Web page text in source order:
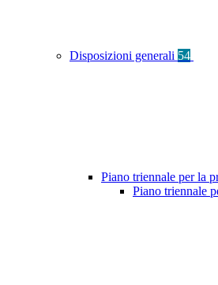
Disposizioni generali 54
Piano triennale per la
Piano triennale